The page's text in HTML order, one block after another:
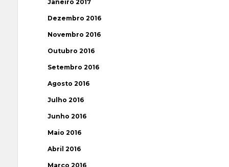
Janeiro 2017
Dezembro 2016
Novembro 2016
Outubro 2016
Setembro 2016
Agosto 2016
Julho 2016
Junho 2016
Maio 2016
Abril 2016
Março 2016